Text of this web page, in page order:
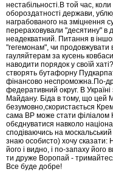
нестабільності.В той час,
обороздатності держави,
награбованого на зміцнення
перераховували "десятину" в
неадекватний. Питання в
"гегемонам", чи продовжувати
гауляйтерам за кусень
наводити порядок у своїй
створять бутафорну
фінансово неспроможна.По-
федеративний округ. В
Майдану. Біда в тому, що цей
безумовно,скористається
сама ВР може стати філіалом
обєднуватися навколо
сподіваючись на
знаю особисто) хочу
його і видно, і по-запаху його
ти друже Воропай -
Все буде добре!